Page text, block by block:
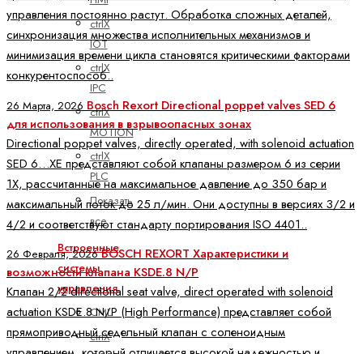
ctrlX
IOT
ctrlX
IPC
ctrlX
MOTION
ctrlX
PLC
Показать
все
Встроенные
системы
управления
CML
ctrlX
управления постоянно растут. Обработка сложных деталей,
синхронизация множества исполнительных механизмов и
минимизация времени цикла становятся критическими факторами
конкурентоспособ..
26 Марта, 2026 Bosch Rexort Directional poppet valves SED 6
для использования в взрывоопасных зонах
Directional poppet valves, directly operated, with solenoid actuation
SED 6…XE представляют собой клапаны размером 6 из серии
1X, рассчитанные на максимальное давление до 350 бар и
максимальный поток до 25 л/мин. Они доступны в версиях 3/2 и
4/2 и соответствуют стандарту портирования ISO 4401..
26 Февраля, 2026BOSCH REXORT Характеристики и
возможности клапана KSDE.8 N/P
Клапан 2/2 directional seat valve, direct operated with solenoid
actuation KSDE.8 N/P (High Performance) представляет собой
прямоприводный седельный клапан с соленоидным